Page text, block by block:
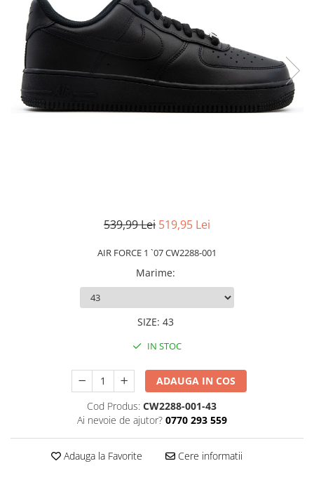
Slapi barbati
Mocasini
Pantofi sport femei
Slapi femei
Sandale & Slapi copii
539,99 Lei 519,95 Lei
AIR FORCE 1 `07 CW2288-001
Marime:
SIZE: 43
IN STOC
ADAUGA IN COS
Cod Produs: CW2288-001-43
Ai nevoie de ajutor? 0770 293 559
Adauga la Favorite Cere informatii